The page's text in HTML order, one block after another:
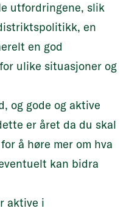
utfordringene, slik
en
en god
ulike situasjoner og
og gode og aktive
er året da du skal
å høre mer om hva
kan bidra
aktive i